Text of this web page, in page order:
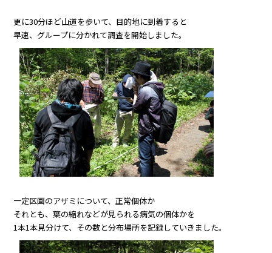
更に30分ほど山道を歩いて、目的地に到着すると
早速、グループに分かれて調査を開始しました。
一定区画のアザミについて、正常個体か
それとも、葉の縮れなどが見られる病気の個体かを
1本1本見分けて、その数と分布場所を記録していきました。